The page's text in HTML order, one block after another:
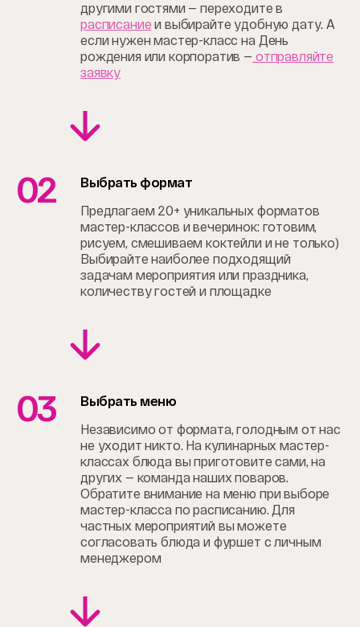
другими гостями — переходите в
расписание и выбирайте удобную дату. А
если нужен мастер-класс на День
рождения или корпоратив — отправляйте
заявку
02 Выбрать формат
Предлагаем 20+ уникальных форматов
мастер-классов и вечеринок: готовим,
рисуем, смешиваем коктейли и не только)
Выбирайте наиболее подходящий
задачам мероприятия или праздника,
количеству гостей и площадке
03 Выбрать меню
Независимо от формата, голодным от нас
не уходит никто. На кулинарных мастер-
классах блюда вы приготовите сами, на
других — команда наших поваров.
Обратите внимание на меню при выборе
мастер-класса по расписанию. Для
частных мероприятий вы можете
согласовать блюда и фуршет с личным
менеджером